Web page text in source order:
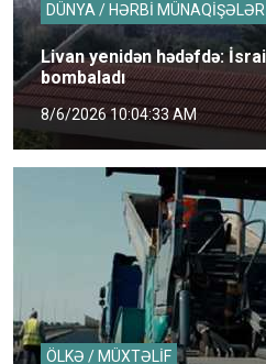
DÜNYA / HƏRBİ MÜNAQİŞƏLƏR
Livan yenidən hədəfdə:
bombaladı
8/6/2026 10:04:33 AM
ÖLKƏ / MÜXTƏLİF